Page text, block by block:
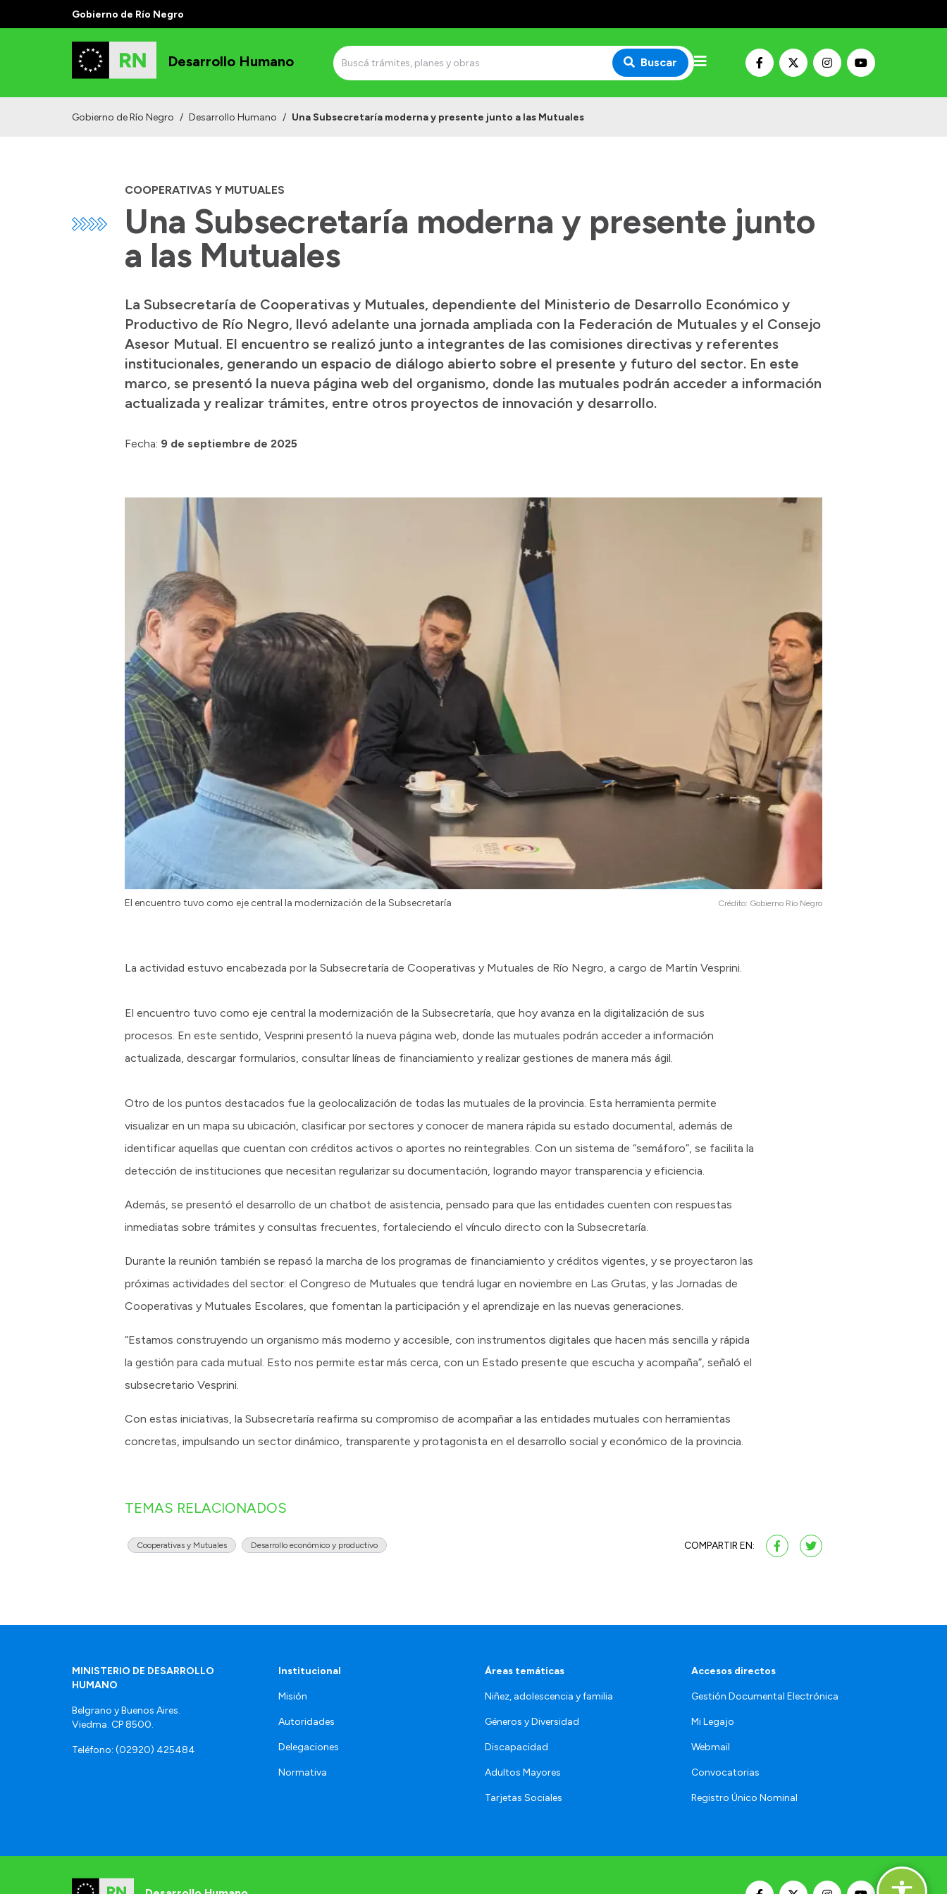
Gobierno de Río Negro
Desarrollo Humano Buscar
Gobierno de Río Negro / Desarrollo Humano / Una Subsecretaría moderna y presente junto a las Mutuales
COOPERATIVAS Y MUTUALES
Una Subsecretaría moderna y presente junto
a las Mutuales
La Subsecretaría de Cooperativas y Mutuales, dependiente del Ministerio de Desarrollo Económico y
Productivo de Río Negro, llevó adelante una jornada ampliada con la Federación de Mutuales y el Consejo
Asesor Mutual. El encuentro se realizó junto a integrantes de las comisiones directivas y referentes
institucionales, generando un espacio de diálogo abierto sobre el presente y futuro del sector. En este
marco, se presentó la nueva página web del organismo, donde las mutuales podrán acceder a información
actualizada y realizar trámites, entre otros proyectos de innovación y desarrollo.
Fecha: 9 de septiembre de 2025
El encuentro tuvo como eje central la modernización de la Subsecretaría Crédito: Gobierno Río Negro
La actividad estuvo encabezada por la Subsecretaría de Cooperativas y Mutuales de Río Negro, a cargo de Martín Vesprini.
El encuentro tuvo como eje central la modernización de la Subsecretaría, que hoy avanza en la digitalización de sus
procesos. En este sentido, Vesprini presentó la nueva página web, donde las mutuales podrán acceder a información
actualizada, descargar formularios, consultar líneas de financiamiento y realizar gestiones de manera más ágil.
Otro de los puntos destacados fue la geolocalización de todas las mutuales de la provincia. Esta herramienta permite
visualizar en un mapa su ubicación, clasificar por sectores y conocer de manera rápida su estado documental, además de
identificar aquellas que cuentan con créditos activos o aportes no reintegrables. Con un sistema de “semáforo”, se facilita la
detección de instituciones que necesitan regularizar su documentación, logrando mayor transparencia y eficiencia.
Además, se presentó el desarrollo de un chatbot de asistencia, pensado para que las entidades cuenten con respuestas
inmediatas sobre trámites y consultas frecuentes, fortaleciendo el vínculo directo con la Subsecretaría.
Durante la reunión también se repasó la marcha de los programas de financiamiento y créditos vigentes, y se proyectaron las
próximas actividades del sector: el Congreso de Mutuales que tendrá lugar en noviembre en Las Grutas, y las Jornadas de
Cooperativas y Mutuales Escolares, que fomentan la participación y el aprendizaje en las nuevas generaciones.
“Estamos construyendo un organismo más moderno y accesible, con instrumentos digitales que hacen más sencilla y rápida
la gestión para cada mutual. Esto nos permite estar más cerca, con un Estado presente que escucha y acompaña”, señaló el
subsecretario Vesprini.
Con estas iniciativas, la Subsecretaría reafirma su compromiso de acompañar a las entidades mutuales con herramientas
concretas, impulsando un sector dinámico, transparente y protagonista en el desarrollo social y económico de la provincia.
TEMAS RELACIONADOS
Cooperativas y Mutuales Desarrollo económico y productivo COMPARTIR EN:
MINISTERIO DE DESARROLLO
HUMANO
Belgrano y Buenos Aires.
Viedma. CP 8500.
Teléfono: (02920) 425484
Institucional
Misión
Autoridades
Delegaciones
Normativa
Áreas temáticas
Niñez, adolescencia y familia
Géneros y Diversidad
Discapacidad
Adultos Mayores
Tarjetas Sociales
Accesos directos
Gestión Documental Electrónica
Mi Legajo
Webmail
Convocatorias
Registro Único Nominal